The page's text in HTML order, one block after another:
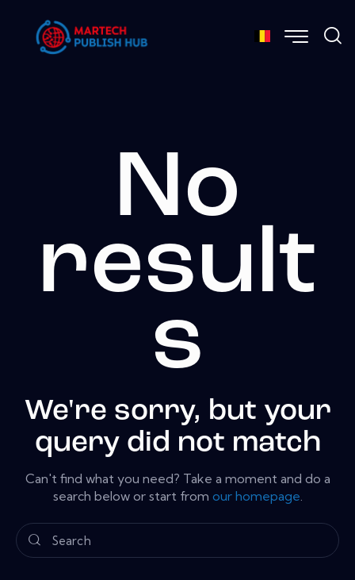
No
result
s
We're sorry, but your
query did not match
Can't find what you need? Take a moment and do a
search below or start from our homepage.